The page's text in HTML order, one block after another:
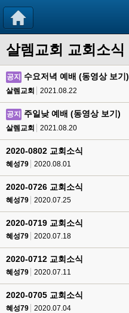
살렘교회 교회소식
공지 수요저녁 예배 (동영상 보기)
살렘교회 2021.08.22
공지 주일낮 예배 (동영상 보기)
살렘교회 2021.08.20
2020-0802 교회소식
혜성79 2020.08.01
2020-0726 교회소식
혜성79 2020.07.25
2020-0719 교회소식
혜성79 2020.07.18
2020-0712 교회소식
혜성79 2020.07.11
2020-0705 교회소식
혜성79 2020.07.04